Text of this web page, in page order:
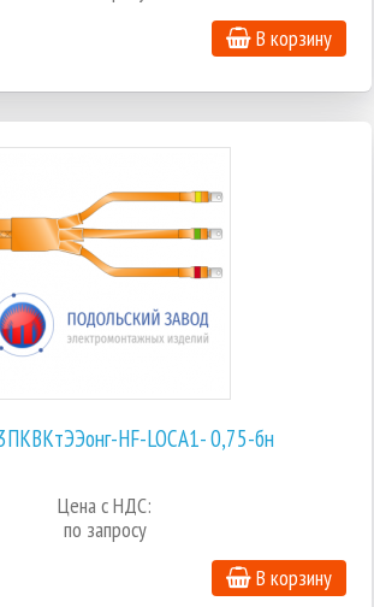
В корзину
HF-LOCA1- 0,75-бн
Цена с НДС:
по запросу
В корзину